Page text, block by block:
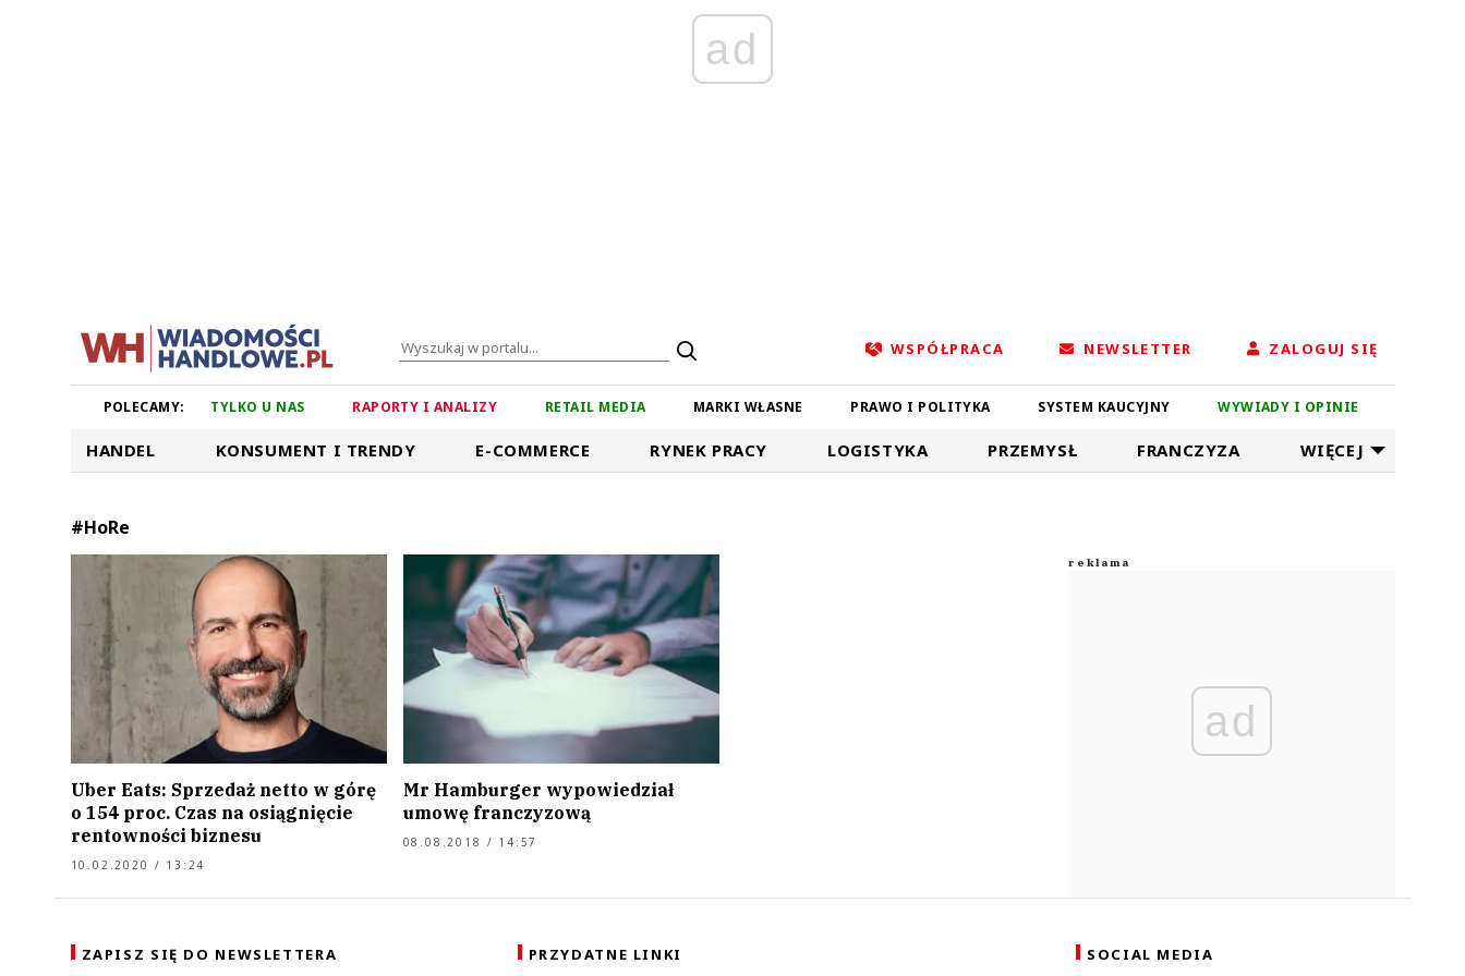
ad
WSPÓŁPRACA NEWSLETTER ZALOGUJ SIĘ
POLECAMY: TYLKO U NAS RAPORTY I ANALIZY RETAIL MEDIA MARKI WŁASNE PRAWO I POLITYKA SYSTEM KAUCYJNY WYWIADY I OPINIE
HANDEL KONSUMENT I TRENDY E-COMMERCE RYNEK PRACY LOGISTYKA PRZEMYSŁ FRANCZYZA WIĘCEJ
#HoRe
Uber Eats: Sprzedaż netto w górę
o 154 proc. Czas na osiągnięcie
rentowności biznesu
10.02.2020 / 13:24
Mr Hamburger wypowiedział
umowę franczyzową
08.08.2018 / 14:57
ad
ZAPISZ SIĘ DO NEWSLETTERA PRZYDATNE LINKI SOCIAL MEDIA